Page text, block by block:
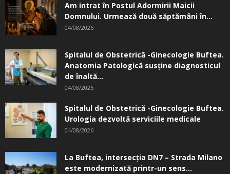
Am intrat în Postul Adormirii Maicii
Domnului. Urmează două săptămâni în...
04/08/2026
Spitalul de Obstetrică -Ginecologie Buftea.
Anatomia Patologică susţine diagnosticul
de înaltă...
04/08/2026
Spitalul de Obstetrică -Ginecologie Buftea.
Urologia dezvoltă serviciile medicale
04/08/2026
La Buftea, intersecţia DN7 – Strada Milano
este modernizată printr-un sens...